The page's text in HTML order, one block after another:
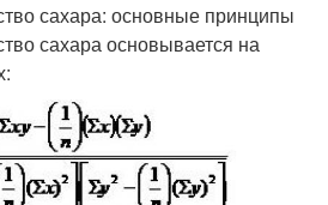
сахара: основные принципы
сахара основывается на